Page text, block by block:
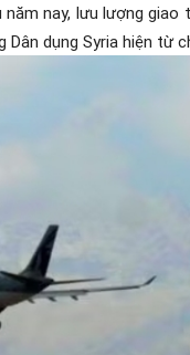
nay, lưu lượng
Dân dụng Syria hiện từ